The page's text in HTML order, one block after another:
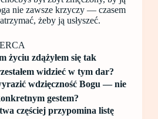
nie zawsze krzyczy — czasem
żeby ją usłyszeć.
życiu zdążyłem się tak
widzieć w tym dar?
wdzięczność Bogu — nie
gestem?
częściej przypomina listę